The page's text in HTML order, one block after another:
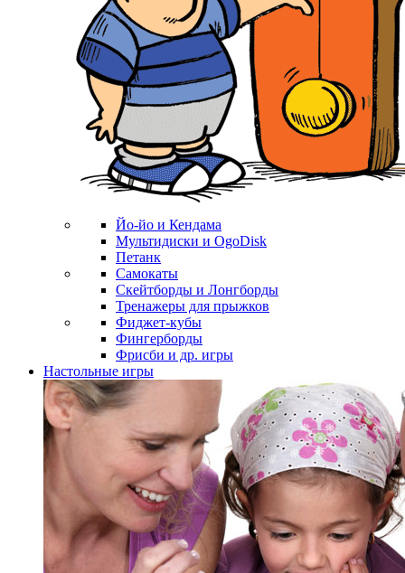
Йо-йо и Кендама
Мультидиски и OgoDisk
Петанк
Самокаты
Скейтборды и Лонгборды
Тренажеры для прыжков
Фиджет-кубы
Фингерборды
Фрисби и др. игры
Настольные игры